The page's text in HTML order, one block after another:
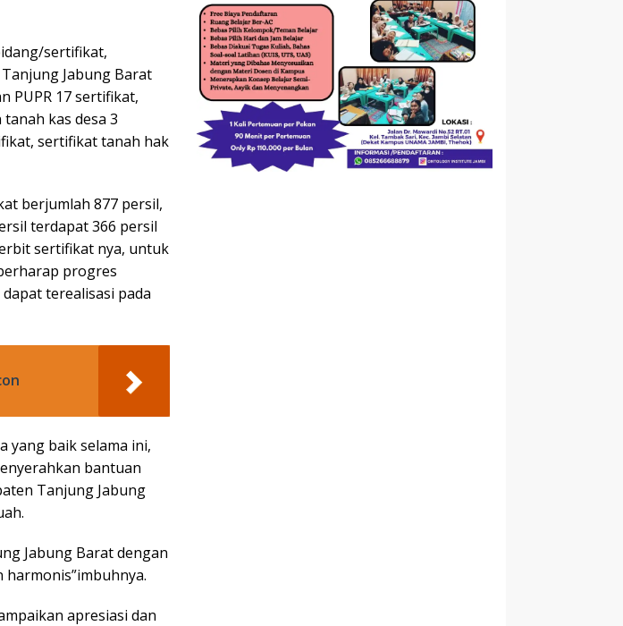
sertifikat,
Jabung Barat
PUPR 17 sertifikat,
kas desa 3
sertifikat tanah hak
berjumlah 877 persil,
terdapat 366 persil
sertifikat nya, untuk
progres
terealisasi pada
yang baik selama ini,
bantuan
Tanjung Jabung
Jabung Barat dengan
apresiasi dan